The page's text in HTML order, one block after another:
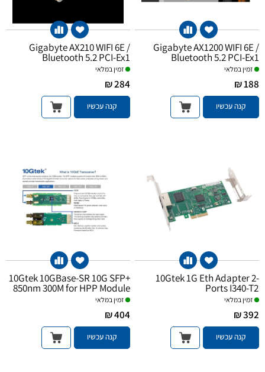
Gigabyte AX1200 WIFI 6E /
Bluetooth 5.2 PCI-Ex1
זמין במלאי
188 ₪
קנה עכשיו
Gigabyte AX210 WIFI 6E /
Bluetooth 5.2 PCI-Ex1
זמין במלאי
284 ₪
קנה עכשיו
10Gtek 1G Eth Adapter 2-
Ports I340-T2
זמין במלאי
392 ₪
קנה עכשיו
10Gtek 10GBase-SR 10G SFP+
850nm 300M for HPP Module
זמין במלאי
404 ₪
קנה עכשיו